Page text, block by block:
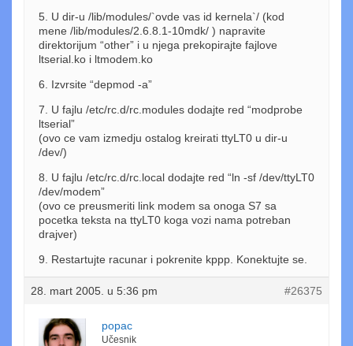
5. U dir-u /lib/modules/`ovde vas id kernela`/ (kod
mene /lib/modules/2.6.8.1-10mdk/ ) napravite
direktorijum “other” i u njega prekopirajte fajlove
ltserial.ko i ltmodem.ko
6. Izvrsite “depmod -a”
7. U fajlu /etc/rc.d/rc.modules dodajte red “modprobe
ltserial”
(ovo ce vam izmedju ostalog kreirati ttyLT0 u dir-u
/dev/)
8. U fajlu /etc/rc.d/rc.local dodajte red “ln -sf /dev/ttyLT0
/dev/modem”
(ovo ce preusmeriti link modem sa onoga S7 sa
pocetka teksta na ttyLT0 koga vozi nama potreban
drajver)
9. Restartujte racunar i pokrenite kppp. Konektujte se.
28. mart 2005. u 5:36 pm #26375
popac
Učesnik